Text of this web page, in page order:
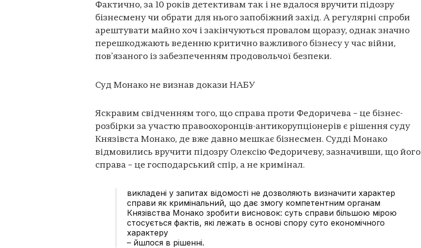
Фактично, за 10 років детективам так і не вдалося вручити підозру
бізнесмену чи обрати для нього запобіжний захід. А регулярні спроби
арештувати майно хоч і закінчуються провалом щоразу, однак значно
перешкоджають веденню критично важливого бізнесу у час війни,
повʼязаного із забезпеченням продовольчої безпеки.
Суд Монако не визнав докази НАБУ
Яскравим свідченням того, що справа проти Федоричева – це бізнес-
розбірки за участю правоохоронців-антикорупціонерів є рішення суду
Князівста Монако, де вже давно мешкає бізнесмен. Судді Монако
відмовились вручити підозру Олексію Федоричеву, зазначивши, що його
справа – це господарський спір, а не кримінал.
викладені у запитах відомості не дозволяють визначити характер
справи як кримінальний, що дає змогу компетентним органам
Князівства Монако зробити висновок: суть справи більшою мірою
стосується фактів, які лежать в основі спору суто економічного
характеру
– йшлося в рішенні.